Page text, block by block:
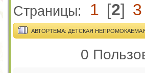
Страницы: 1 [2] 3
АВТОРТЕМА: ДЕТСКАЯ
0